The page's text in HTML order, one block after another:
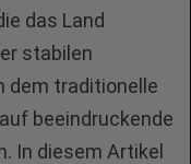
das Land
stabilen
dem traditionelle
beeindruckende
In diesem Artikel